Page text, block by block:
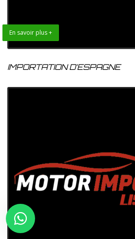
En savoir plus +
IMPORTATION D’ESPAGNE